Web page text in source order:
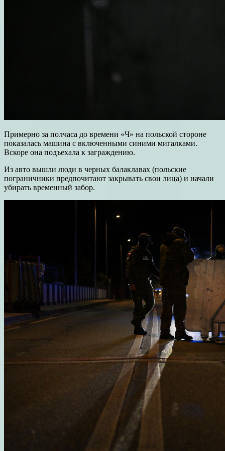
Примерно за полчаса до времени «Ч» на польской стороне
показалась машина с включенными синими мигалками.
Вскоре она подъехала к заграждению.
Из авто вышли люди в черных балаклавах (польские
пограничники предпочитают закрывать свои лица) и начали
убирать временный забор.